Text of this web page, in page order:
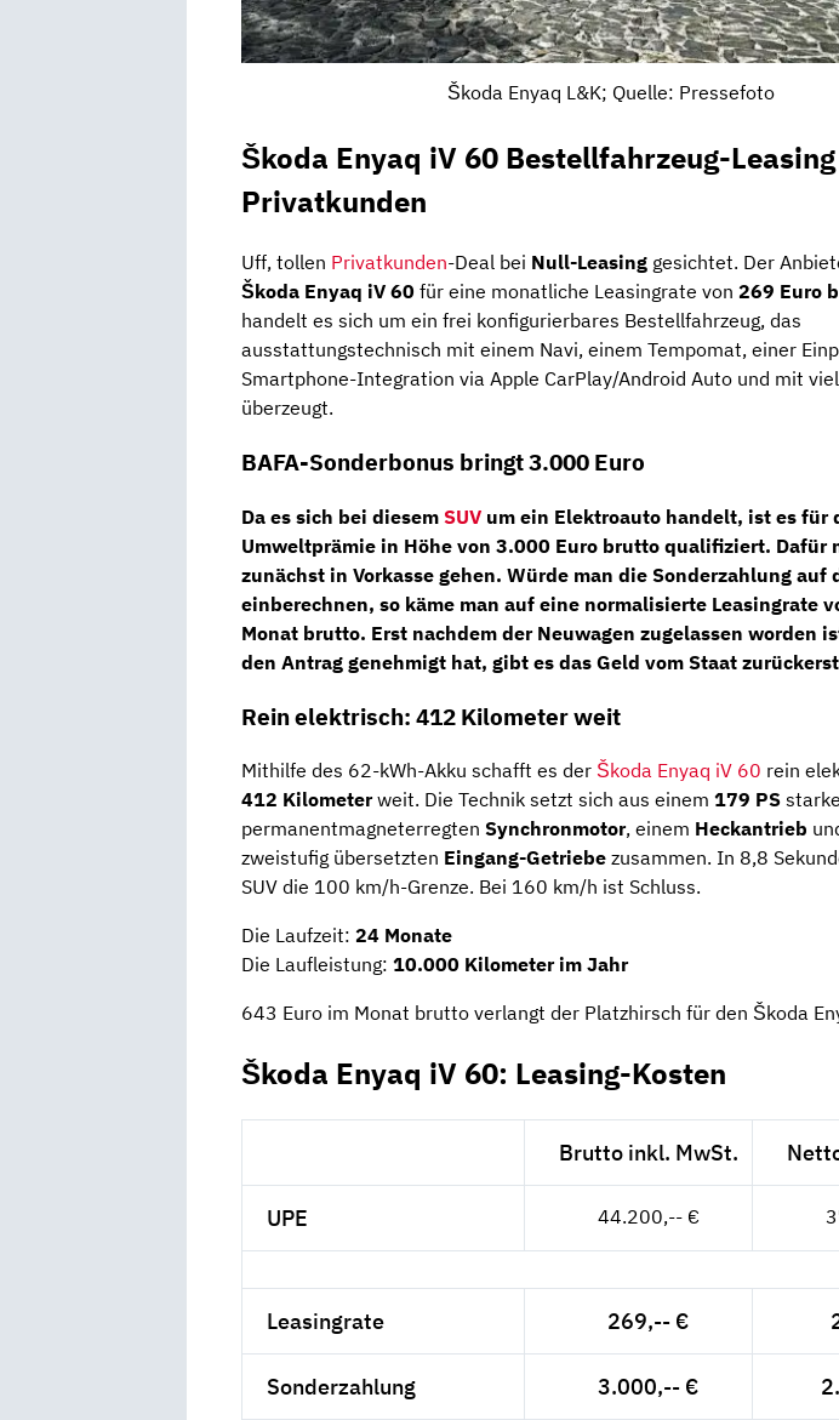
Škoda Enyaq L&K; Quelle: Pressefoto
Škoda Enyaq iV 60 Bestellfahrzeug-
Privatkunden
Uff, tollen Privatkunden-Deal bei Null-Leasing gesichtet. Der
Škoda Enyaq iV 60 für eine monatliche Leasingrate von 269 Euro
handelt es sich um ein frei konfigurierbares Bestellfahrzeug, das
ausstattungstechnisch mit einem Navi, einem Tempomat, einer
Smartphone-Integration via Apple CarPlay/Android Auto und mit
überzeugt.
BAFA-Sonderbonus bringt 3.000 Euro
Da es sich bei diesem SUV um ein Elektroauto handelt, ist es für
Umweltprämie in Höhe von 3.000 Euro brutto qualifiziert. Dafür
zunächst in Vorkasse gehen. Würde man die Sonderzahlung auf
einberechnen, so käme man auf eine normalisierte Leasingrate
Monat brutto. Erst nachdem der Neuwagen zugelassen worden
den Antrag genehmigt hat, gibt es das Geld vom Staat
Rein elektrisch: 412 Kilometer weit
Mithilfe des 62-kWh-Akku schafft es der Škoda Enyaq iV 60 rein
412 Kilometerweit. Die Technik setzt sich aus einem 179 PS
permanentmagneterregten Synchronmotor, einem Heckantrieb
zweistufig übersetzten Eingang-Getriebe zusammen. In 8,8
SUV die 100 km/h-Grenze. Bei 160 km/h ist Schluss.
Die Laufzeit: 24 Monate
Die Laufleistung: 10.000 Kilometer im Jahr
643 Euro im Monat brutto verlangt der Platzhirsch für den Škoda
Škoda Enyaq iV 60: Leasing-Kosten
Brutto inkl. MwSt.
UPE 44.200,-- €
Leasingrate 269,-- €
Sonderzahlung 3.000,-- €